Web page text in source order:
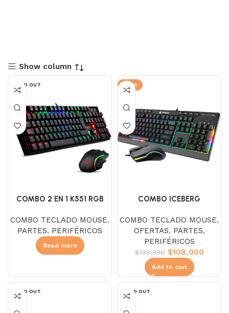
Show column
SOLD OUT
COMBO 2 EN 1 K551 RGB
REDRAGON
COMBO TECLADO MOUSE,
PARTES, PERIFÉRICOS
Read more
-23%
COMBO ICEBERG
Y MOUSE
COMBO TECLADO MOUSE,
OFERTAS, PARTES,
PERIFÉRICOS
$139,990 $108,000
Add to cart
SOLD OUT SOLD OUT